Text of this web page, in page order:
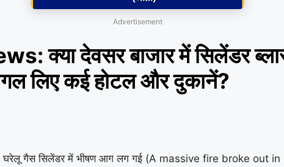
Advertisement
क्या देवसर बाजार में सिलेंडर
लिए कई होटल और दुकानें?
घरेलू गैस सिलेंडर में भीषण आग लग गई (A massive fire broke out